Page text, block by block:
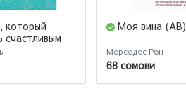
который
счастливым
Моя вина (AB)
Мерседес Рон
68 сомони